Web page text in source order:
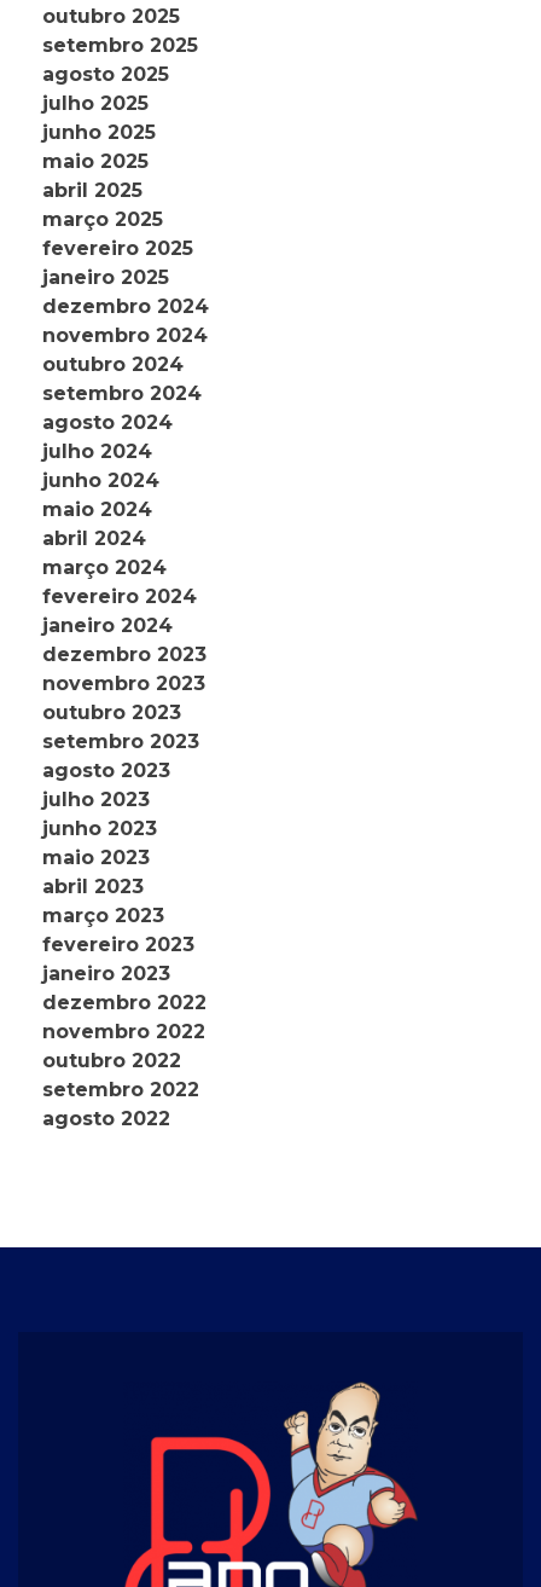
outubro 2025
setembro 2025
agosto 2025
julho 2025
junho 2025
maio 2025
abril 2025
março 2025
fevereiro 2025
janeiro 2025
dezembro 2024
novembro 2024
outubro 2024
setembro 2024
agosto 2024
julho 2024
junho 2024
maio 2024
abril 2024
março 2024
fevereiro 2024
janeiro 2024
dezembro 2023
novembro 2023
outubro 2023
setembro 2023
agosto 2023
julho 2023
junho 2023
maio 2023
abril 2023
março 2023
fevereiro 2023
janeiro 2023
dezembro 2022
novembro 2022
outubro 2022
setembro 2022
agosto 2022